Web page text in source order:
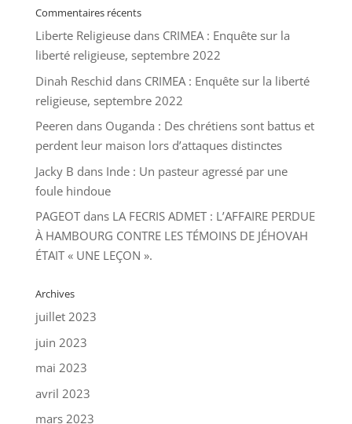
Commentaires récents
Liberte Religieusedans CRIMEA : Enquête sur la
liberté religieuse, septembre 2022
Dinah Reschid dans CRIMEA : Enquête sur la liberté
religieuse, septembre 2022
Peeren dans Ouganda : Des chrétiens sont battus et
perdent leur maison lors d’attaques distinctes
Jacky B dans Inde : Un pasteur agressé par une
foule hindoue
PAGEOTdans LA FECRIS ADMET : L’AFFAIRE PERDUE
À HAMBOURG CONTRE LES TÉMOINS DE JÉHOVAH
ÉTAIT « UNE LEÇON ».
Archives
juillet 2023
juin 2023
mai 2023
avril 2023
mars 2023